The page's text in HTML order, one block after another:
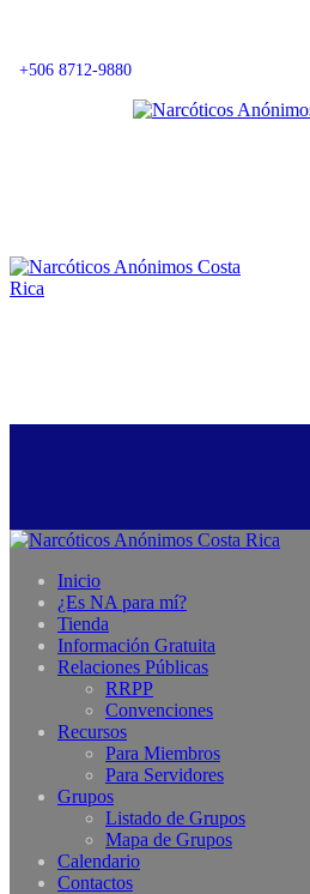
+506 8712-9880
Inicio
¿Es NA para mí?
Tienda
Información Gratuita
Relaciones Públicas
RRPP
Convenciones
Recursos
Para Miembros
Para Servidores
Grupos
Listado de Grupos
Mapa de Grupos
Calendario
Contactos